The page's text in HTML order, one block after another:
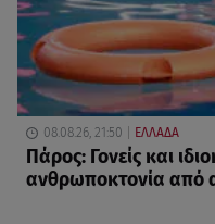
08.08.26, 21:50 ΕΛΛΑΔΑ
Πάρος: Γονείς και
ανθρωποκτονία από